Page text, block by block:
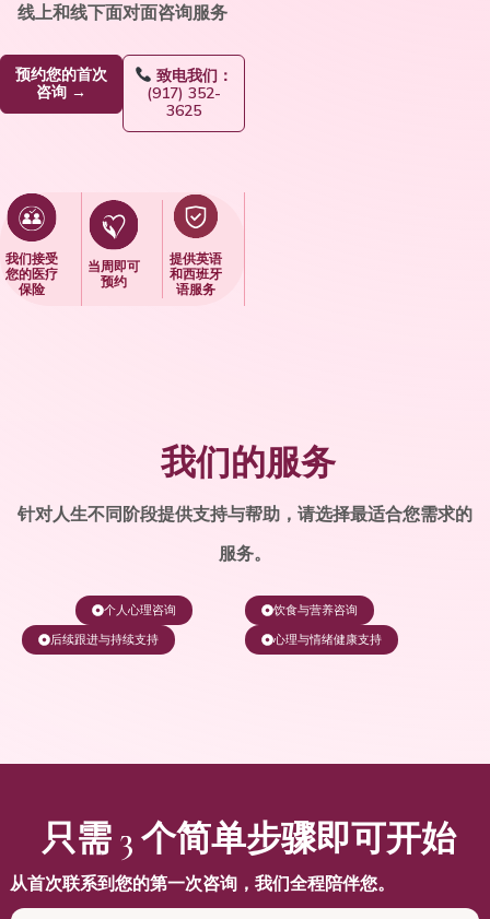
线上和线下面对面咨询服务
预约您的首次
咨询 →
致电我们：
(917) 352-
3625
我们接受
您的医疗
保险
当周即可
预约
提供英语
和西班牙
语服务
我们的服务
针对人生不同阶段提供支持与帮助，请选择最适合您需求的
服务。
个人心理咨询 饮食与营养咨询
后续跟进与持续支持 心理与情绪健康支持
只需 3 个简单步骤即可开始
从首次联系到您的第一次咨询，我们全程陪伴您。